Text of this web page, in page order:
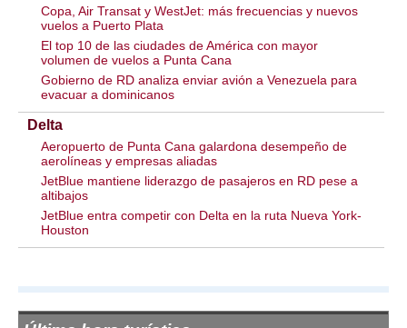
Copa, Air Transat y WestJet: más frecuencias y nuevos
vuelos a Puerto Plata
El top 10 de las ciudades de América con mayor
volumen de vuelos a Punta Cana
Gobierno de RD analiza enviar avión a Venezuela para
evacuar a dominicanos
Delta
Aeropuerto de Punta Cana galardona desempeño de
aerolíneas y empresas aliadas
JetBlue mantiene liderazgo de pasajeros en RD pese a
altibajos
JetBlue entra competir con Delta en la ruta Nueva York-
Houston